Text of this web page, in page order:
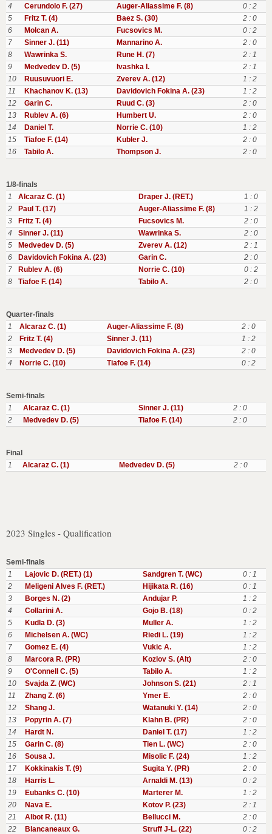
4
Cerundolo F. (27) Auger-Aliassime F. (8)
0 : 2
5
Fritz T. (4) Baez S. (30)
2 : 0
6
Molcan A. Fucsovics M.
0 : 2
7
Sinner J. (11) Mannarino A.
2 : 0
8
Wawrinka S. Rune H. (7)
2 : 1
9
Medvedev D. (5) Ivashka I.
2 : 1
10
Ruusuvuori E. Zverev A. (12)
1 : 2
11
Khachanov K. (13) Davidovich Fokina A. (23)
1 : 2
12
Garin C. Ruud C. (3)
2 : 0
13
Rublev A. (6) Humbert U.
2 : 0
14
Daniel T. Norrie C. (10)
1 : 2
15
Tiafoe F. (14) Kubler J.
2 : 0
16
Tabilo A. Thompson J. 2 : 0
1/8-finals
1
Alcaraz C. (1) Draper J. (RET.)
1 : 0
2
Paul T. (17) Auger-Aliassime F. (8)
1 : 2
3
Fritz T. (4) Fucsovics M.
2 : 0
4
Sinner J. (11) Wawrinka S.
2 : 0
5
Medvedev D. (5) Zverev A. (12)
2 : 1
6
Davidovich Fokina A. (23) Garin C.
2 : 0
7
Rublev A. (6) Norrie C. (10)
0 : 2
8
Tiafoe F. (14) Tabilo A. 2 : 0
Quarter-finals
1
Alcaraz C. (1) Auger-Aliassime F. (8)
2 : 0
2
Fritz T. (4) Sinner J. (11)
1 : 2
3
Medvedev D. (5) Davidovich Fokina A. (23)
2 : 0
4
Norrie C. (10) Tiafoe F. (14) 0 : 2
Semi-finals
1
Alcaraz C. (1) Sinner J. (11)
2 : 0
2
Medvedev D. (5) Tiafoe F. (14) 2 : 0
Final
1
Alcaraz C. (1) Medvedev D. (5) 2 : 0
2023 Singles - Qualification
Semi-finals
1
Lajovic D. (RET.) (1) Sandgren T. (WC)
0 : 1
2
Meligeni Alves F. (RET.) Hijikata R. (16)
0 : 1
3
Borges N. (2) Andujar P.
1 : 2
4
Collarini A. Gojo B. (18)
0 : 2
5
Kudla D. (3) Muller A.
1 : 2
6
Michelsen A. (WC) Riedi L. (19)
1 : 2
7
Gomez E. (4) Vukic A.
1 : 2
8
Marcora R. (PR) Kozlov S. (Alt)
2 : 0
9
O'Connell C. (5) Tabilo A.
1 : 2
10
Svajda Z. (WC) Johnson S. (21)
2 : 1
11
Zhang Z. (6) Ymer E.
2 : 0
12
Shang J. Watanuki Y. (14)
2 : 0
13
Popyrin A. (7) Klahn B. (PR)
2 : 0
14
Hardt N. Daniel T. (17)
1 : 2
15
Garin C. (8) Tien L. (WC)
2 : 0
16
Sousa J. Misolic F. (24)
1 : 2
17
Kokkinakis T. (9) Sugita Y. (PR)
2 : 0
18
Harris L. Arnaldi M. (13)
0 : 2
19
Eubanks C. (10) Marterer M.
1 : 2
20
Nava E. Kotov P. (23)
2 : 1
21
Albot R. (11) Bellucci M.
2 : 0
22
Blancaneaux G. Struff J-L. (22) 0 : 2